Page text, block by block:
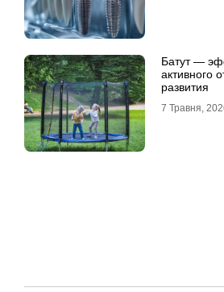
Батут —
активного
развития
7 Травня,